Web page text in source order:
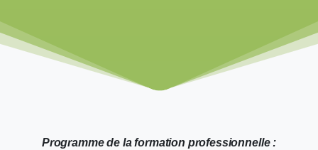
Programme de la formation professionnelle :